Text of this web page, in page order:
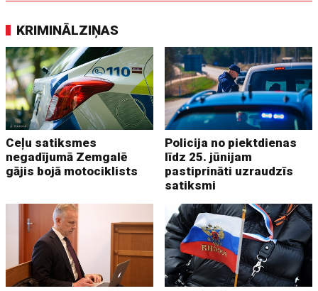
KRIMINĀLZIŅAS
Ceļu satiksmes
negadījumā Zemgalē
gājis bojā motociklists
Policija no piektdienas
līdz 25. jūnijam
pastiprināti uzraudzīs
satiksmi